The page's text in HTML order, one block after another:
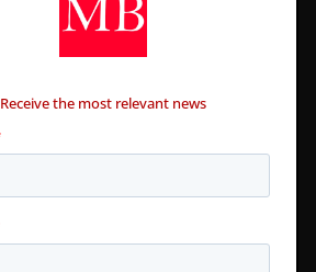
Receive the most relevant news